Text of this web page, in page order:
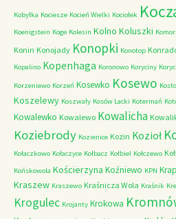
Kobyłka Kociesze Kocień Wielki Kociołek
Koenigstein Koge Kolesin Kolno Koluszki
Konin Konojady Konopki Konotop
Kopalino Kopenhaga Koronowo Koryciny
Korzeniewo Korzeń Kosewko Kosewo
Koszelewy Koszwały Kosów Lacki Kotermań
Kowalewko Kowalewo Kowalicha
Koziebrody Kozienice Kozin Kozioł
Kołaczkowo Kołaczyce Kołbacz Kołbiel Kołczewo
Końskowola Kościerzyna Koźniewo KPN
Kraszew Kraszewo Kraśnicza Wola Kraśnik
Krogulec Krojanty Krokowa